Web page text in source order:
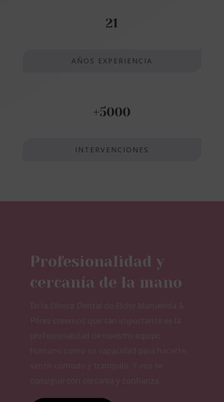
21
AÑOS EXPERIENCIA
+5000
INTERVENCIONES
Profesionalidad y
cercanía de la mano